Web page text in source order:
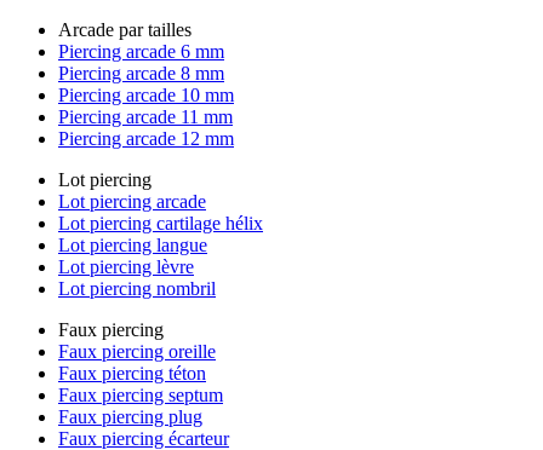
Arcade par tailles
Piercing arcade 6 mm
Piercing arcade 8 mm
Piercing arcade 10 mm
Piercing arcade 11 mm
Piercing arcade 12 mm
Lot piercing
Lot piercing arcade
Lot piercing cartilage hélix
Lot piercing langue
Lot piercing lèvre
Lot piercing nombril
Faux piercing
Faux piercing oreille
Faux piercing téton
Faux piercing septum
Faux piercing plug
Faux piercing écarteur